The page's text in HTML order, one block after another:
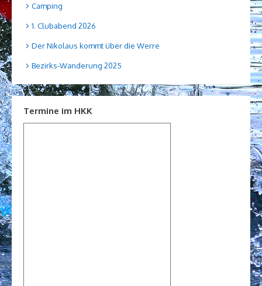
Camping
1. Clubabend 2026
Der Nikolaus kommt über die Werre
Bezirks-Wanderung 2025
Termine im HKK